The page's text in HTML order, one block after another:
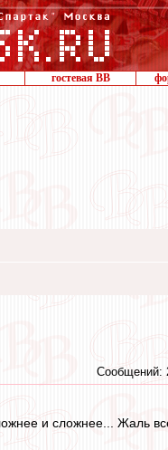
гостевая ВВ
Сообщений:
и сложнее... Жаль